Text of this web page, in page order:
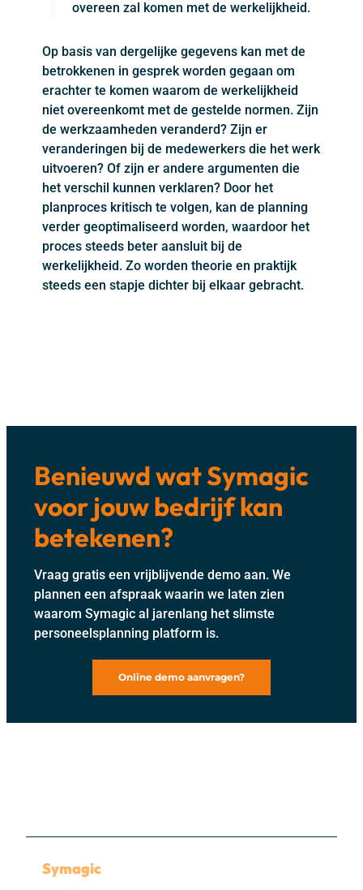
overeen zal komen met de werkelijkheid.
Op basis van dergelijke gegevens kan met de
betrokkenen in gesprek worden gegaan om
erachter te komen waarom de werkelijkheid
niet overeenkomt met de gestelde normen. Zijn
de werkzaamheden veranderd? Zijn er
veranderingen bij de medewerkers die het werk
uitvoeren? Of zijn er andere argumenten die
het verschil kunnen verklaren? Door het
planproces kritisch te volgen, kan de planning
verder geoptimaliseerd worden, waardoor het
proces steeds beter aansluit bij de
werkelijkheid. Zo worden theorie en praktijk
steeds een stapje dichter bij elkaar gebracht.
Benieuwd wat Symagic
voor jouw bedrijf kan
betekenen?
Vraag gratis een vrijblijvende demo aan. We
plannen een afspraak waarin we laten zien
waarom Symagic al jarenlang het slimste
personeelsplanning platform is.
Online demo aanvragen?
Symagic